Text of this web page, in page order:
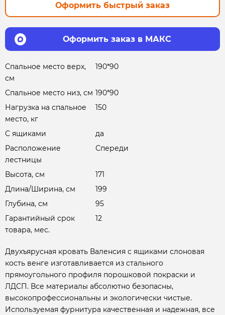
Оформить быстрый заказ
Оформить заказ в МАКС
Спальное место верх,
см
190*90
Спальное место низ, см 190*90
Нагрузка на спальное
место, кг
150
С ящиками
да
Расположение
лестницы
Спереди
Высота, см
171
Длина/Ширина, см
199
Глубина, см
95
Гарантийный срок
товара, мес.
12
Двухъярусная кровать Валенсия с ящиками слоновая
кость венге изготавливается из стального
прямоугольного профиля порошковой покраски и
ЛДСП. Все материалы абсолютно безопасны,
высокопрофессиональны и экологически чистые.
Используемая фурнитура качественная и надежная, все